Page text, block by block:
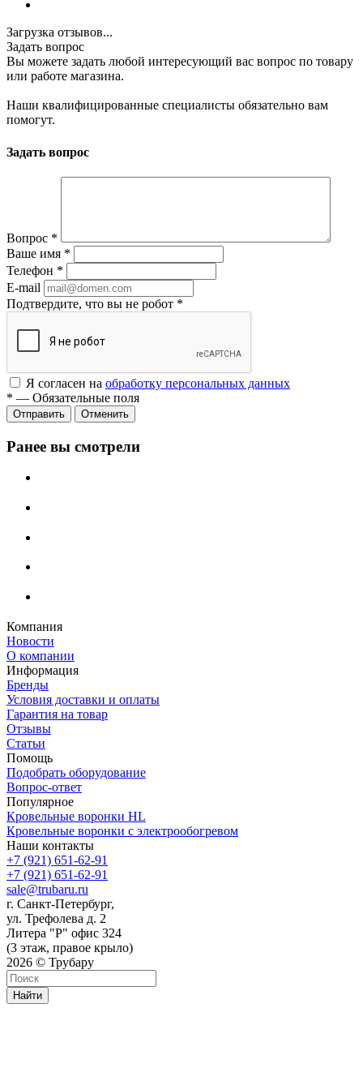
Загрузка отзывов...
Задать вопрос
Вы можете задать любой интересующий вас вопрос по товару
или работе магазина.
Наши квалифицированные специалисты обязательно вам
помогут.
Задать вопрос
Вопрос *
Ваше имя *
Телефон *
E-mail
Подтвердите, что вы не робот *
Я согласен на обработку персональных данных
* — Обязательные поля
Отменить
Ранее вы смотрели
Компания
Новости
О компании
Информация
Бренды
Условия доставки и оплаты
Гарантия на товар
Отзывы
Статьи
Помощь
Подобрать оборудование
Вопрос-ответ
Популярное
Кровельные воронки HL
Кровельные воронки с электрообогревом
Наши контакты
+7 (921) 651-62-91
+7 (921) 651-62-91
sale@trubaru.ru
г. Санкт-Петербург,
ул. Трефолева д. 2
Литера "Р" офис 324
(3 этаж, правое крыло)
2026 © Трубару
Найти